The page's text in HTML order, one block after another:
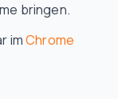
bringen.
imChrome